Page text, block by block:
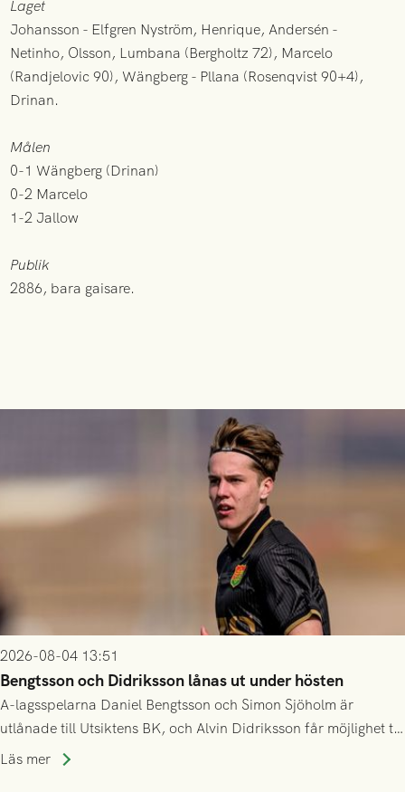
Laget
Johansson - Elfgren Nyström, Henrique, Andersén -
Netinho, Olsson, Lumbana (Bergholtz 72), Marcelo
(Randjelovic 90), Wängberg - Pllana (Rosenqvist 90+4),
Drinan.
Målen
0-1 Wängberg (Drinan)
0-2 Marcelo
1-2 Jallow
Publik
2886, bara gaisare.
2026-08-04 13:51
Bengtsson och Didriksson lånas ut under hösten
A-lagsspelarna Daniel Bengtsson och Simon Sjöholm är
utlånade till Utsiktens BK, och Alvin Didriksson får möjlighet till
speltid i Hestrafors genom föreningssamarbete.
Läs mer